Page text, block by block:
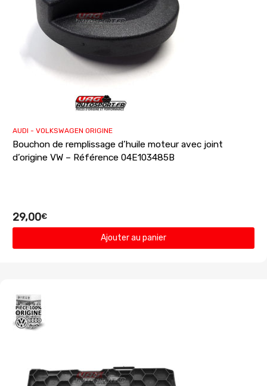
AUDI - VOLKSWAGEN ORIGINE
Bouchon de remplissage d’huile moteur avec joint
d’origine VW – Référence 04E103485B
29,00€
Ajouter au panier